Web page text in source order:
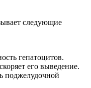
следующие
гепатоцитов.
его выведение.
поджелудочной